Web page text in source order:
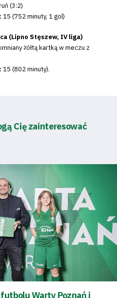
(3:2)
15 (752 minuty, 1 gol)
(Lipno Stęszew, IV liga)
żółtą kartką w meczu z
15 (802 minuty).
Cię zainteresować
Warty Poznań i